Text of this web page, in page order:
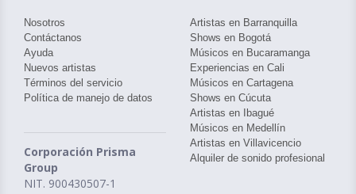
Nosotros
Contáctanos
Ayuda
Nuevos artistas
Términos del servicio
Política de manejo de datos
Corporación Prisma
Group
NIT. 900430507-1
Artistas en Barranquilla
Shows en Bogotá
Músicos en Bucaramanga
Experiencias en Cali
Músicos en Cartagena
Shows en Cúcuta
Artistas en Ibagué
Músicos en Medellín
Artistas en Villavicencio
Alquiler de sonido profesional